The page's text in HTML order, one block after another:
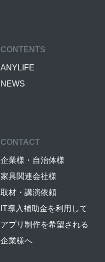
CONTENTS
ANYLIFE
NEWS
CONTACT
企業様・自治体様
家具関連会社様
取材・講演依頼
IT導入補助金を利用して
アプリ制作を希望される
企業様へ